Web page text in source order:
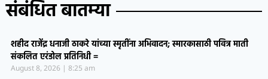
संबंधित बातम्या
शहीद राजेंद्र धनाजी ठाकरे यांच्या स्मृतींना अभिवादन; स्मारकासाठी पवित्र माती
संकलित एरंडोल प्रतिनिधी =
August 8, 2026 8:25 am